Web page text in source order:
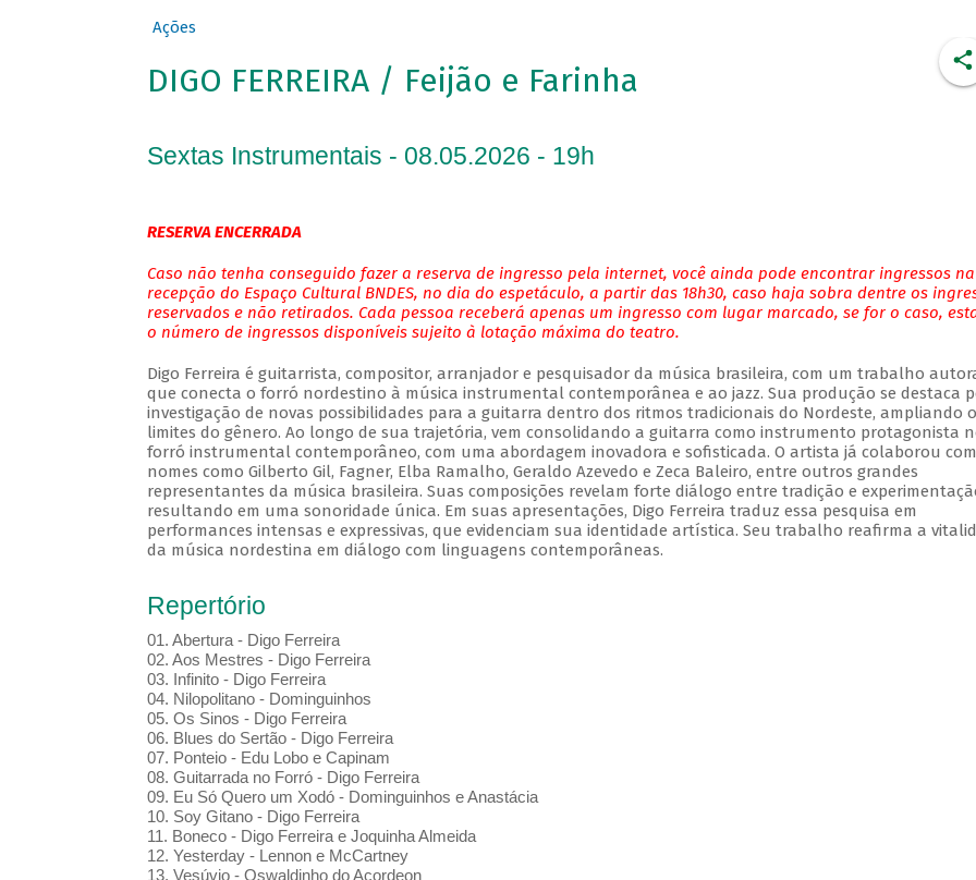
Ações
DIGO FERREIRA / Feijão e Farinha
Sextas Instrumentais - 08.05.2026 - 19h
RESERVA ENCERRADA
Caso não tenha conseguido fazer a reserva de ingresso pela internet, você ainda pode encontrar ingressos na
recepção do Espaço Cultural BNDES, no dia do espetáculo, a partir das 18h30, caso haja sobra dentre os
reservados e não retirados. Cada pessoa receberá apenas um ingresso com lugar marcado, se for o caso,
o número de ingressos disponíveis sujeito à lotação máxima do teatro.
Digo Ferreira é guitarrista, compositor, arranjador e pesquisador da música brasileira, com um trabalho
que conecta o forró nordestino à música instrumental contemporânea e ao jazz. Sua produção se destaca
investigação de novas possibilidades para a guitarra dentro dos ritmos tradicionais do Nordeste, ampliando
limites do gênero. Ao longo de sua trajetória, vem consolidando a guitarra como instrumento protagonista
forró instrumental contemporâneo, com uma abordagem inovadora e sofisticada. O artista já colaborou com
nomes como Gilberto Gil, Fagner, Elba Ramalho, Geraldo Azevedo e Zeca Baleiro, entre outros grandes
representantes da música brasileira. Suas composições revelam forte diálogo entre tradição e
resultando em uma sonoridade única. Em suas apresentações, Digo Ferreira traduz essa pesquisa em
performances intensas e expressivas, que evidenciam sua identidade artística. Seu trabalho reafirma a
da música nordestina em diálogo com linguagens contemporâneas.
Repertório
01. Abertura - Digo Ferreira
02. Aos Mestres - Digo Ferreira
03. Infinito - Digo Ferreira
04. Nilopolitano - Dominguinhos
05. Os Sinos - Digo Ferreira
06. Blues do Sertão - Digo Ferreira
07. Ponteio - Edu Lobo e Capinam
08. Guitarrada no Forró - Digo Ferreira
09. Eu Só Quero um Xodó - Dominguinhos e Anastácia
10. Soy Gitano - Digo Ferreira
11. Boneco - Digo Ferreira e Joquinha Almeida
12. Yesterday - Lennon e McCartney
13. Vesúvio - Oswaldinho do Acordeon